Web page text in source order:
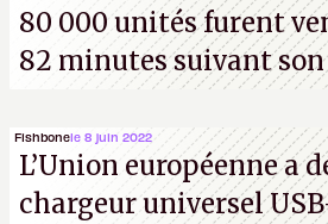
80 000 unités furent
82 minutes suivant
Fishbonele 8 juin 2022
L’Union européenne a
chargeur universel